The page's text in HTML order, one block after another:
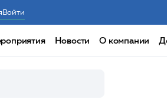
Войти
Новости О компании